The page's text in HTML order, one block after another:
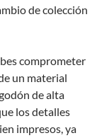
de colección
comprometer
un material
de alta
los detalles
impresos, ya